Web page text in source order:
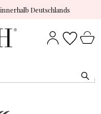
Deutschlands